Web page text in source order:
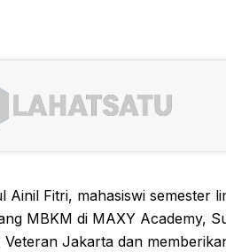
Fitri, mahasiswi semester
MBKM di MAXY Academy,
Jakarta dan